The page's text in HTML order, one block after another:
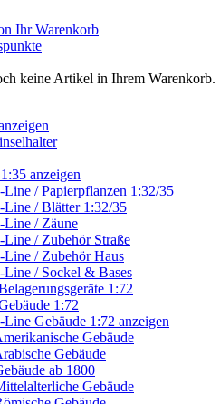
Ihr Warenkorb
keine Artikel in Ihrem Warenkorb.
anzeigen
Line / Papierpflanzen 1:32/35
Line / Blätter 1:32/35
Line / Zäune
Line / Zubehör Straße
Line / Zubehör Haus
Line / Sockel & Bases
1:72
1:72
Line Gebäude 1:72 anzeigen
Gebäude
Gebäude
ab 1800
Gebäude